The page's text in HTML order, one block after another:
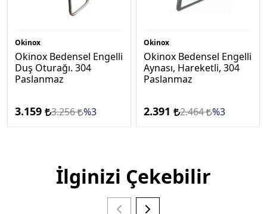
Okinox
Okinox Bedensel Engelli
Duş Oturağı. 304
Paslanmaz
3.159 3.256 %3
Okinox
Okinox Bedensel Engelli
Aynası, Hareketli, 304
Paslanmaz
2.391 2.464 %3
İlginizi Çekebilir